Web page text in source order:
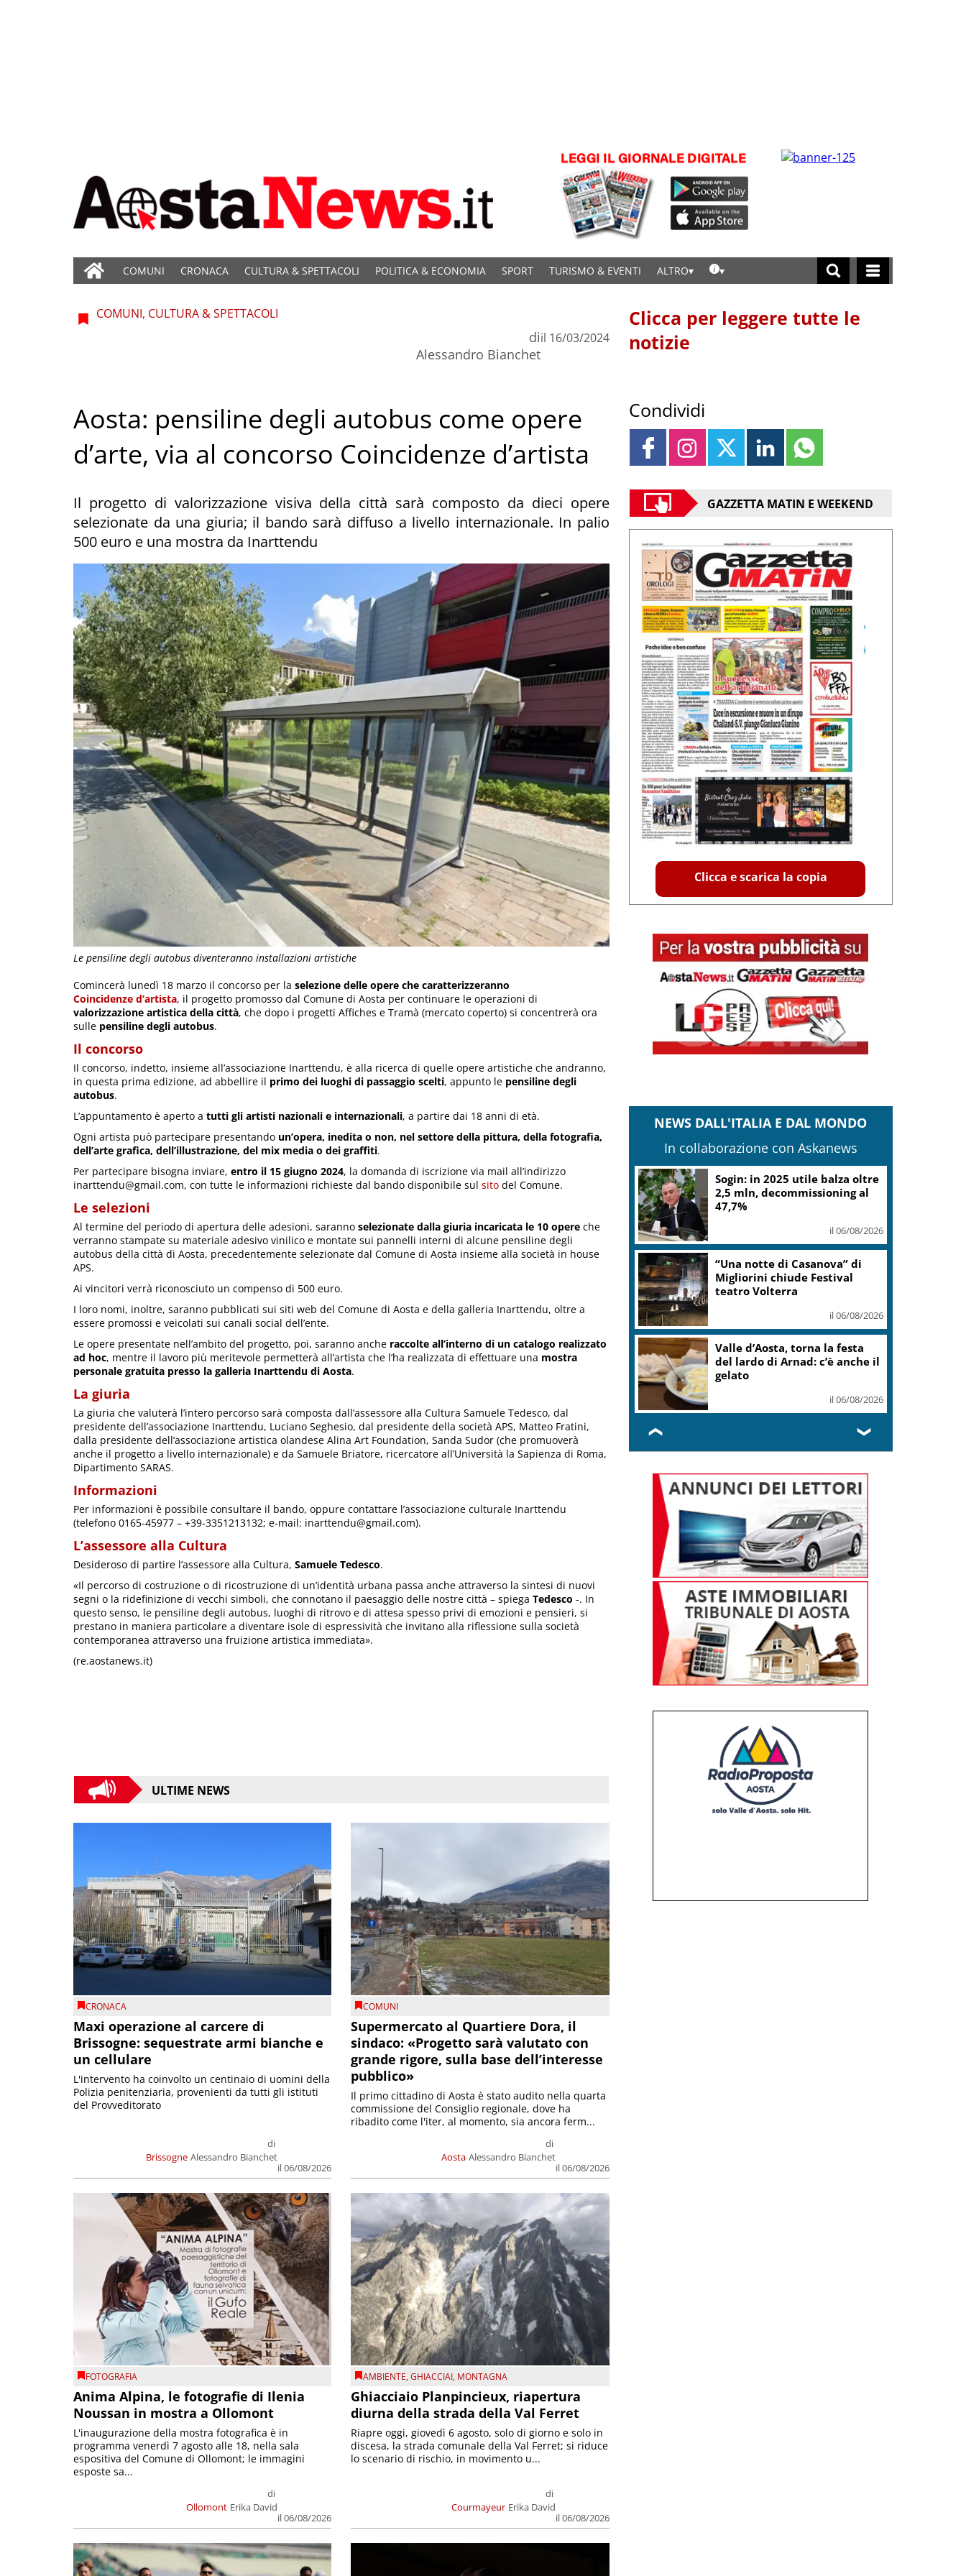
COMUNI CRONACA CULTURA & SPETTACOLI POLITICA & ECONOMIA SPORT TURISMO & EVENTI ALTRO
Le pensiline degli autobus diventeranno installazioni artistiche
COMUNI, CULTURA & SPETTACOLI
di
Alessandro Bianchet
il 16/03/2024
Aosta: pensiline degli autobus come opere
d’arte, via al concorso Coincidenze d’artista
Il progetto di valorizzazione visiva della città sarà composto da dieci opere
selezionate da una giuria; il bando sarà diffuso a livello internazionale. In palio
500 euro e una mostra da Inarttendu
Comincerà lunedì 18 marzo il concorso per la selezione delle opere che caratterizzeranno
Coincidenze d’artista, il progetto promosso dal Comune di Aosta per continuare le operazioni di
valorizzazione artistica della città, che dopo i progetti Affiches e Tramà (mercato coperto) si concentrerà ora
sulle pensiline degli autobus.
Il concorso
Il concorso, indetto, insieme all’associazione Inarttendu, è alla ricerca di quelle opere artistiche che andranno,
in questa prima edizione, ad abbellire il primo dei luoghi di passaggio scelti, appunto le pensiline degli
autobus.
L’appuntamento è aperto a tutti gli artisti nazionali e internazionali, a partire dai 18 anni di età.
Ogni artista può partecipare presentando un’opera, inedita o non, nel settore della pittura, della fotografia,
dell’arte grafica, dell’illustrazione, del mix media o dei graffiti.
Per partecipare bisogna inviare, entro il 15 giugno 2024, la domanda di iscrizione via mail all’indirizzo
inarttendu@gmail.com, con tutte le informazioni richieste dal bando disponibile sul sito del Comune.
Le selezioni
Al termine del periodo di apertura delle adesioni, saranno selezionate dalla giuria incaricata le 10 opere che
verranno stampate su materiale adesivo vinilico e montate sui pannelli interni di alcune pensiline degli
autobus della città di Aosta, precedentemente selezionate dal Comune di Aosta insieme alla società in house
APS.
Ai vincitori verrà riconosciuto un compenso di 500 euro.
I loro nomi, inoltre, saranno pubblicati sui siti web del Comune di Aosta e della galleria Inarttendu, oltre a
essere promossi e veicolati sui canali social dell’ente.
Le opere presentate nell’ambito del progetto, poi, saranno anche raccolte all’interno di un catalogo realizzato
ad hoc, mentre il lavoro più meritevole permetterà all’artista che l’ha realizzata di effettuare una mostra
personale gratuita presso la galleria Inarttendu di Aosta.
La giuria
La giuria che valuterà l’intero percorso sarà composta dall’assessore alla Cultura Samuele Tedesco, dal
presidente dell’associazione Inarttendu, Luciano Seghesio, dal presidente della società APS, Matteo Fratini,
dalla presidente dell’associazione artistica olandese Alina Art Foundation, Sanda Sudor (che promuoverà
anche il progetto a livello internazionale) e da Samuele Briatore, ricercatore all’Università la Sapienza di Roma,
Dipartimento SARAS.
Informazioni
Per informazioni è possibile consultare il bando, oppure contattare l’associazione culturale Inarttendu
(telefono 0165-45977 – +39-3351213132; e-mail: inarttendu@gmail.com).
L’assessore alla Cultura
Desideroso di partire l’assessore alla Cultura, Samuele Tedesco.
«Il percorso di costruzione o di ricostruzione di un’identità urbana passa anche attraverso la sintesi di nuovi
segni o la ridefinizione di vecchi simboli, che connotano il paesaggio delle nostre città – spiega Tedesco -. In
questo senso, le pensiline degli autobus, luoghi di ritrovo e di attesa spesso privi di emozioni e pensieri, si
prestano in maniera particolare a diventare isole di espressività che invitano alla riflessione sulla società
contemporanea attraverso una fruizione artistica immediata».
(re.aostanews.it)
ULTIME NEWS
CRONACA
Maxi operazione al carcere di
Brissogne: sequestrate armi bianche e
un cellulare
Brissogne
di
Alessandro Bianchet
il 06/08/2026
L'intervento ha coinvolto un centinaio di uomini della
Polizia penitenziaria, provenienti da tutti gli istituti
del Provveditorato
COMUNI
Supermercato al Quartiere Dora, il
sindaco: «Progetto sarà valutato con
grande rigore, sulla base dell’interesse
pubblico»
Aosta
di
Alessandro Bianchet
il 06/08/2026
Il primo cittadino di Aosta è stato audito nella quarta
commissione del Consiglio regionale, dove ha
ribadito come l'iter, al momento, sia ancora ferm...
FOTOGRAFIA
Anima Alpina, le fotografie di Ilenia
Noussan in mostra a Ollomont
Ollomont
di
Erika David
il 06/08/2026
L'inaugurazione della mostra fotografica è in
programma venerdì 7 agosto alle 18, nella sala
espositiva del Comune di Ollomont; le immagini
esposte sa...
AMBIENTE,GHIACCIAI, MONTAGNA
Ghiacciaio Planpincieux, riapertura
diurna della strada della Val Ferret
Courmayeur
di
Erika David
il 06/08/2026
Riapre oggi, giovedì 6 agosto, solo di giorno e solo in
discesa, la strada comunale della Val Ferret; si riduce
lo scenario di rischio, in movimento u...
Clicca per leggere tutte le
notizie
Condividi
GAZZETTA MATIN E WEEKEND
Clicca e scarica la copia
NEWS DALL'ITALIA E DAL MONDO
In collaborazione con Askanews
Sogin: in 2025 utile balza oltre
2,5 mln, decommissioning al
47,7%
il 06/08/2026
“Una notte di Casanova” di
Migliorini chiude Festival
teatro Volterra
il 06/08/2026
Valle d’Aosta, torna la festa
del lardo di Arnad: c’è anche il
gelato
il 06/08/2026
❮ ❯